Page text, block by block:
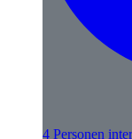
4 Personen